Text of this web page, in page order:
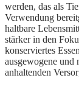
werden, das als
Verwendung
haltbare
stärker in den
konserviertes
ausgewogene und
anhaltenden